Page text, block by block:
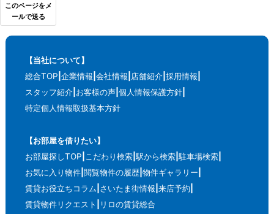
このページをメ
ールで送る
【当社について】
総合TOP 企業情報 会社情報 店舗紹介 採用情報
スタッフ紹介 お客様の声 個人情報保護方針
特定個人情報取扱基本方針
【お部屋を借りたい】
お部屋探しTOP こだわり検索 駅から検索 駐車場検索
お気に入り物件 閲覧物件の履歴 物件ギャラリー
賃貸お役立ちコラム さいたま街情報 来店予約
賃貸物件リクエスト
リロの賃貸総合